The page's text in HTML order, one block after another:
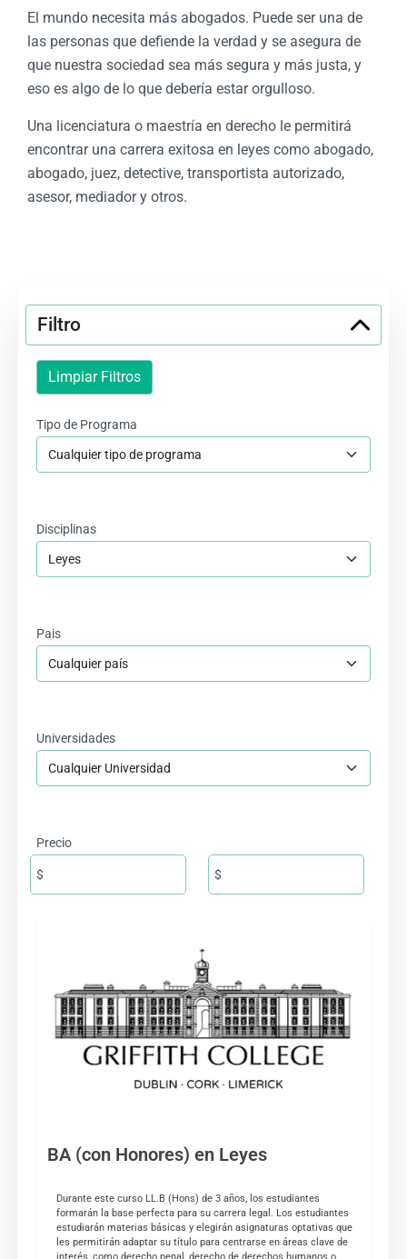
El mundo necesita más abogados. Puede ser una de
las personas que defiende la verdad y se asegura de
que nuestra sociedad sea más segura y más justa, y
eso es algo de lo que debería estar orgulloso.
Una licenciatura o maestría en derecho le permitirá
encontrar una carrera exitosa en leyes como abogado,
abogado, juez, detective, transportista autorizado,
asesor, mediador y otros.
Filtro
Limpiar Filtros
Tipo de Programa
Disciplinas
Pais
Universidades
Precio
$ $
BA (con Honores) en Leyes
Durante este curso LL.B (Hons) de 3 años, los estudiantes
formarán la base perfecta para su carrera legal. Los estudiantes
estudiarán materias básicas y elegirán asignaturas optativas que
les permitirán adaptar su título para centrarse en áreas clave de
interés, como derecho penal, derecho de derechos humanos o